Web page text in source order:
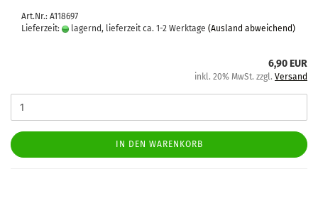
Art.Nr.: A118697
Lieferzeit:
lagernd, lieferzeit ca. 1-2 Werktage (Ausland abweichend)
6,90 EUR
inkl. 20% MwSt. zzgl. Versand
IN DEN WARENKORB